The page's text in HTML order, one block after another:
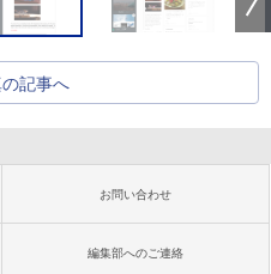
記事へ
お問い合わせ
編集部へのご連絡